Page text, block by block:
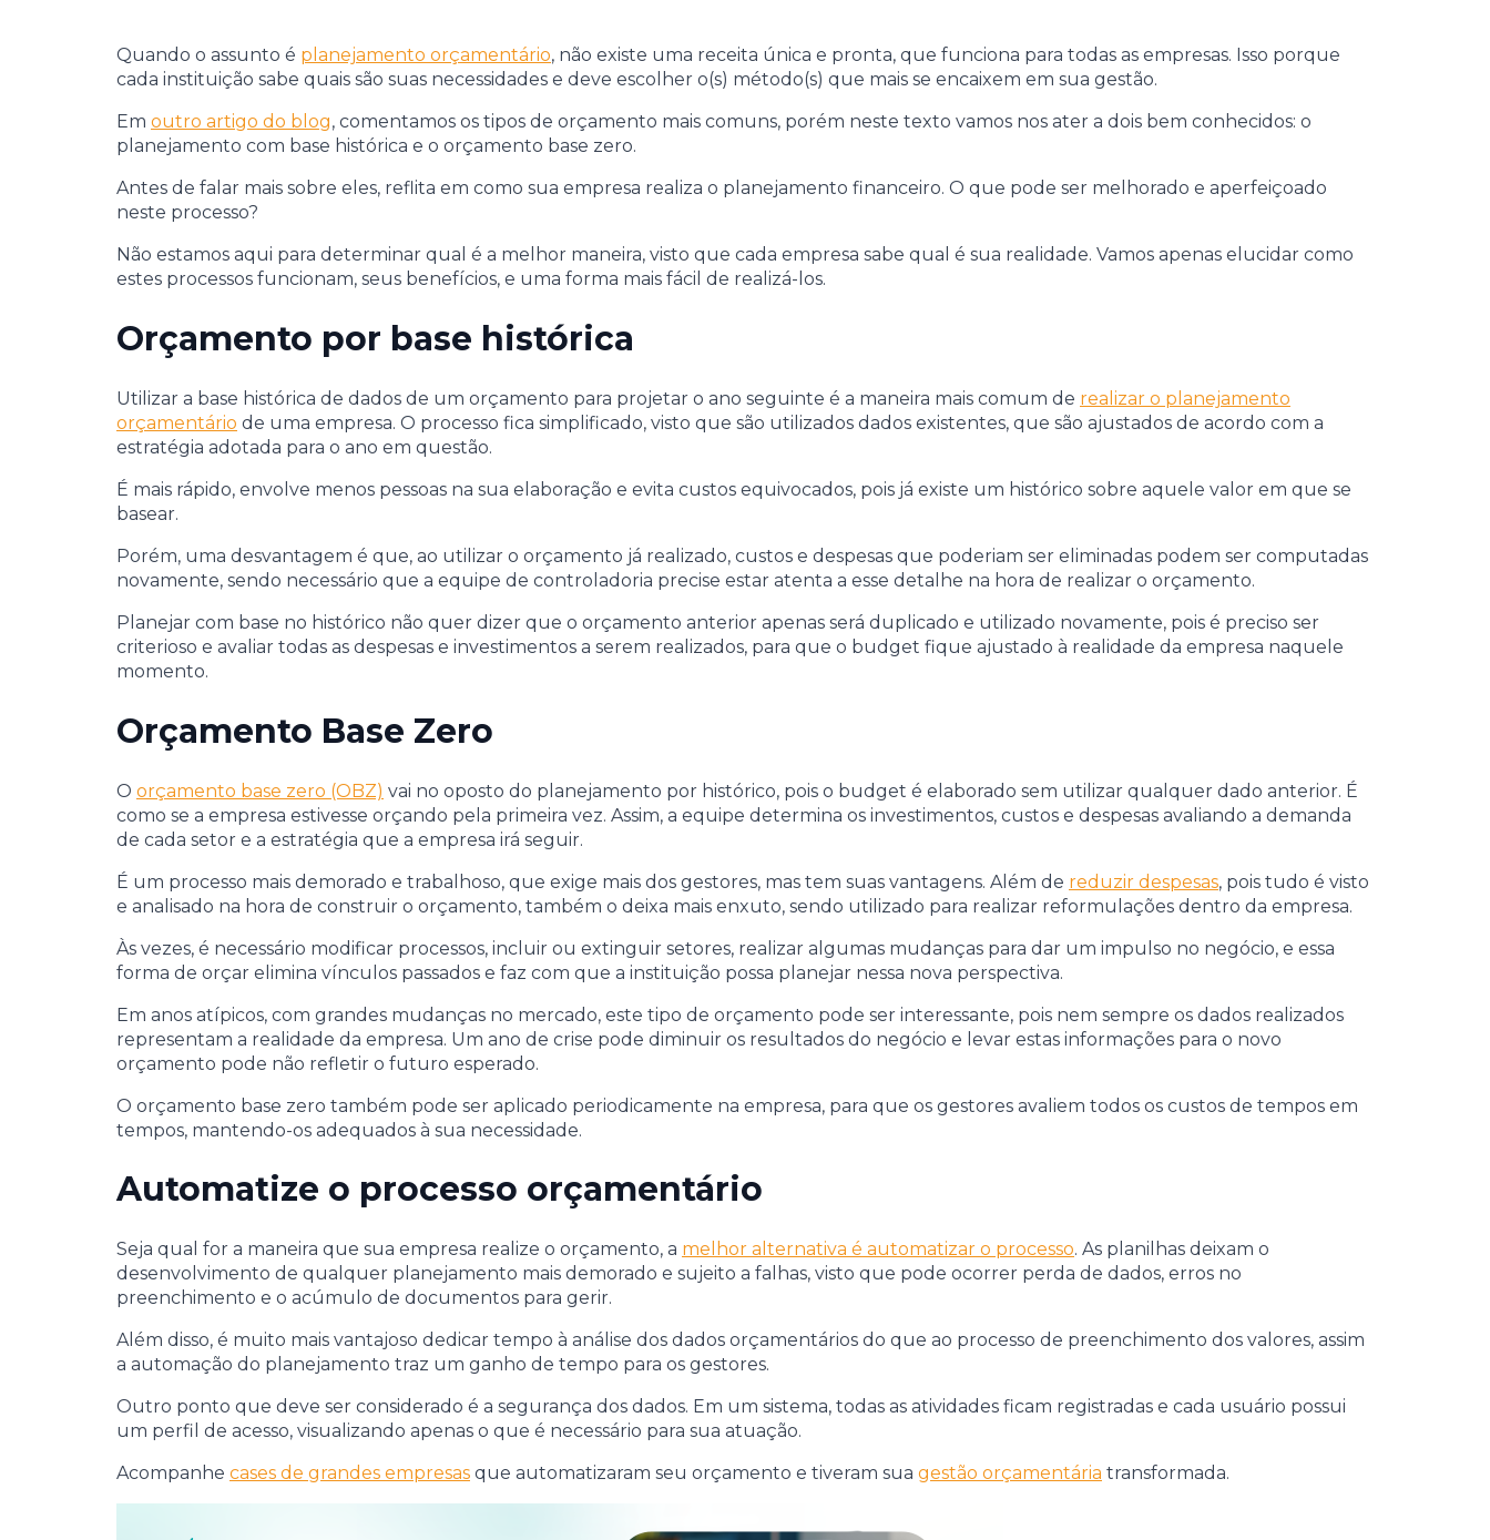
Quando o assunto é planejamento orçamentário, não existe uma receita única e pronta, que funciona para todas as empresas. Isso porque
cada instituição sabe quais são suas necessidades e deve escolher o(s) método(s) que mais se encaixem em sua gestão.
Em outro artigo do blog, comentamos os tipos de orçamento mais comuns, porém neste texto vamos nos ater a dois bem conhecidos: o
planejamento com base histórica e o orçamento base zero.
Antes de falar mais sobre eles, reflita em como sua empresa realiza o planejamento financeiro. O que pode ser melhorado e aperfeiçoado
neste processo?
Não estamos aqui para determinar qual é a melhor maneira, visto que cada empresa sabe qual é sua realidade. Vamos apenas elucidar como
estes processos funcionam, seus benefícios, e uma forma mais fácil de realizá-los.
Orçamento por base histórica
Utilizar a base histórica de dados de um orçamento para projetar o ano seguinte é a maneira mais comum de realizar o planejamento
orçamentário de uma empresa. O processo fica simplificado, visto que são utilizados dados existentes, que são ajustados de acordo com a
estratégia adotada para o ano em questão.
É mais rápido, envolve menos pessoas na sua elaboração e evita custos equivocados, pois já existe um histórico sobre aquele valor em que se
basear.
Porém, uma desvantagem é que, ao utilizar o orçamento já realizado, custos e despesas que poderiam ser eliminadas podem ser computadas
novamente, sendo necessário que a equipe de controladoria precise estar atenta a esse detalhe na hora de realizar o orçamento.
Planejar com base no histórico não quer dizer que o orçamento anterior apenas será duplicado e utilizado novamente, pois é preciso ser
criterioso e avaliar todas as despesas e investimentos a serem realizados, para que o budget fique ajustado à realidade da empresa naquele
momento.
Orçamento Base Zero
O orçamento base zero (OBZ) vai no oposto do planejamento por histórico, pois o budget é elaborado sem utilizar qualquer dado anterior. É
como se a empresa estivesse orçando pela primeira vez. Assim, a equipe determina os investimentos, custos e despesas avaliando a demanda
de cada setor e a estratégia que a empresa irá seguir.
É um processo mais demorado e trabalhoso, que exige mais dos gestores, mas tem suas vantagens. Além de reduzir despesas, pois tudo é visto
e analisado na hora de construir o orçamento, também o deixa mais enxuto, sendo utilizado para realizar reformulações dentro da empresa.
Às vezes, é necessário modificar processos, incluir ou extinguir setores, realizar algumas mudanças para dar um impulso no negócio, e essa
forma de orçar elimina vínculos passados e faz com que a instituição possa planejar nessa nova perspectiva.
Em anos atípicos, com grandes mudanças no mercado, este tipo de orçamento pode ser interessante, pois nem sempre os dados realizados
representam a realidade da empresa. Um ano de crise pode diminuir os resultados do negócio e levar estas informações para o novo
orçamento pode não refletir o futuro esperado.
O orçamento base zero também pode ser aplicado periodicamente na empresa, para que os gestores avaliem todos os custos de tempos em
tempos, mantendo-os adequados à sua necessidade.
Automatize o processo orçamentário
Seja qual for a maneira que sua empresa realize o orçamento, a melhor alternativa é automatizar o processo. As planilhas deixam o
desenvolvimento de qualquer planejamento mais demorado e sujeito a falhas, visto que pode ocorrer perda de dados, erros no
preenchimento e o acúmulo de documentos para gerir.
Além disso, é muito mais vantajoso dedicar tempo à análise dos dados orçamentários do que ao processo de preenchimento dos valores, assim
a automação do planejamento traz um ganho de tempo para os gestores.
Outro ponto que deve ser considerado é a segurança dos dados. Em um sistema, todas as atividades ficam registradas e cada usuário possui
um perfil de acesso, visualizando apenas o que é necessário para sua atuação.
Acompanhe cases de grandes empresas que automatizaram seu orçamento e tiveram sua gestão orçamentária transformada.